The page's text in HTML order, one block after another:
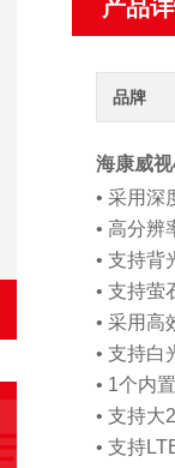
产品
品牌
海康威
• 采用深
• 高分辨
• 支持背
• 支持萤
• 采用高
• 支持白
• 1个内
• 支持大
• 支持